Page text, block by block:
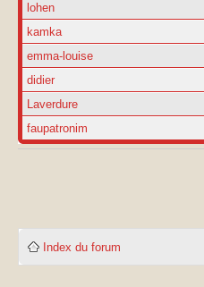
lohen
kamka
emma-louise
didier
Laverdure
faupatronim
Index du forum